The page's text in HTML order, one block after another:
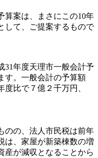
算案は、まさにこの10年
して、ご提案するもので
31年度天理市一般会計予
す。一般会計の予算額
比で７億２千万円、
のの、法人市民税は前年
は、家屋が新築棟数の増
産が減収となることから